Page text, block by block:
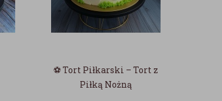
⚽ Tort Piłkarski – Tort z
Piłką Nożną